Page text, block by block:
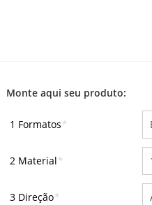
Monte aqui seu produto:
1 Formatos*
2 Material*
3 Direção*